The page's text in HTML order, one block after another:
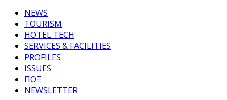
NEWS
TOURISM
HOTEL TECH
SERVICES & FACILITIES
PROFILES
ISSUES
ΠΟΞ
NEWSLETTER